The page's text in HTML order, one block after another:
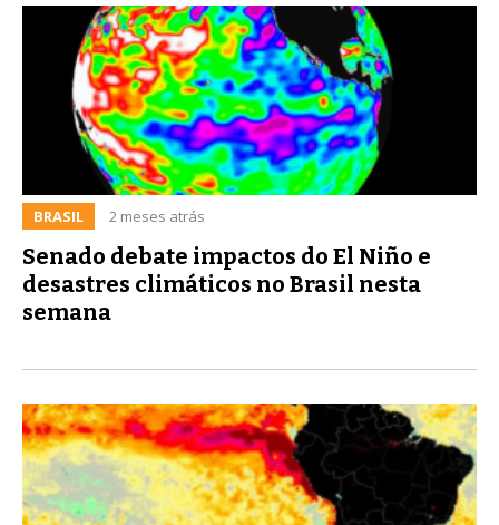
BRASIL 2 meses atrás
Senado debate impactos do El Niño e
desastres climáticos no Brasil nesta
semana